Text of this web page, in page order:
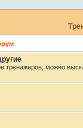
тренажеров, можно